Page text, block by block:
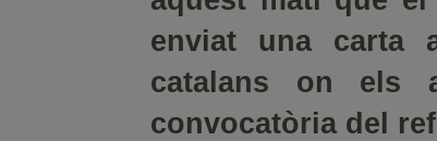
enviat una carta
catalans on els
convocatòria del